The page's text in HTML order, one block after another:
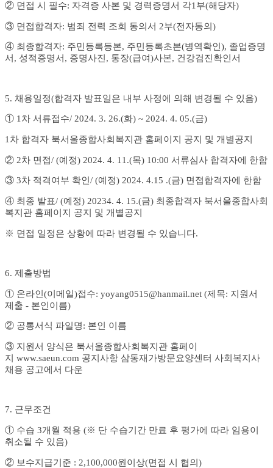
② 면접 시 필수: 자격증 사본 및 경력증명서 각1 부(해당자)
③ 면접합격자: 범죄 전력 조회 동의서 2부(전자동의 )
④ 최종합격자: 주민등록등본, 주민등록초본(병역확인), 졸업증명
서 , 성적증명서 , 증명사진, 통장(급여)사본, 건강검진확인서
5. 채용일정(합격자 발표일은 내부 사정에 의해 변경될 수 있음)
① 1차 서류접수/ 2024. 3. 26.(화) ~ 2024. 4. 05.(금)
1 차 합격자 북서울종합사회복지관 홈페이지 공지 및 개별공지
② 2차 면접/ (예정) 2024. 4. 11.(목) 10:00 서류심사 합격자에 한함
③ 3차 적격여부 확인/ (예정) 2024. 4.15 .(금) 면접합격자에 한함
④ 최종 발표/ (예정) 20234. 4. 15.(금) 최종합격자 북서울종합사회
복지관 홈페이지 공지 및 개별공지
※ 면접 일정은 상황에 따라 변경될 수 있습니다.
6. 제출방법
① 온라인 (이메일)접수: yoyang0515@hanmail.net (제목: 지원서
제출 - 본인이름)
② 공통서식 파일명: 본인 이름
③ 지원서 양식은 북서울종합사회복지관 홈페이
지 www.saeun.com 공지사항 삼동재가방문요양센터 사회복지사
채용 공고에서 다운
7. 근무조건
① 수습 3개월 적용 (※ 단 수습기간 만료 후 평가에 따라 임용이
취소될 수 있음)
② 보수지급기준 : 2,100,000원이상(면접 시 협의 )